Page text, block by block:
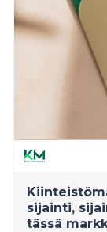
kiinnostavia
taloudellisesti
sijainti,
tässä